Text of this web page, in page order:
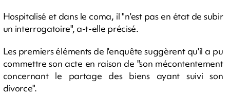
Hospitalisé et dans le coma, il "n'est pas en état de subir
un interrogatoire", a-t-elle précisé.
Les premiers éléments de l'enquête suggèrent qu'il a pu
commettre son acte en raison de "son mécontentement
concernant le partage des biens ayant suivi son
divorce".